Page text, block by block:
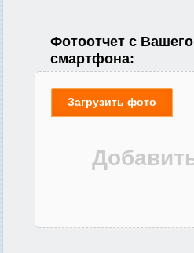
Фотоотчет с Вашего
смартфона:
Загрузить фото